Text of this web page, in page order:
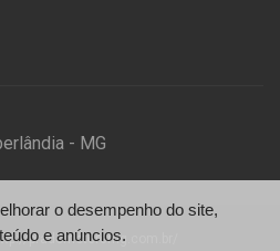
- MG
pradomotorsmg.com.br/
o desempenho do site,
e anúncios.